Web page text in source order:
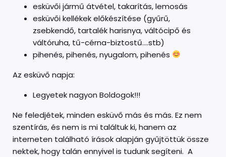
esküvői jármű átvétel, takarítás, lemosás
esküvői kellékek előkészítése (gyűrű,
zsebkendő, tartalék harisnya, váltócipő és
váltóruha, tű-cérna-biztostű….stb)
pihenés, pihenés, nyugalom, pihenés
Az esküvő napja:
Legyetek nagyon Boldogok!!!
Ne feledjétek, minden esküvő más és más. Ez nem
szentírás, és nem is mi találtuk ki, hanem az
interneten található írások alapján gyűjtöttük össze
nektek, hogy talán ennyivel is tudunk segíteni. A